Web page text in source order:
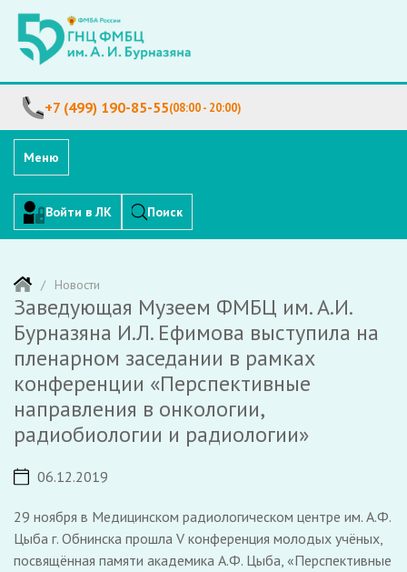
+7 (499) 190-85-55(08:00 - 20:00)
Меню
Войти в ЛК Поиск
Новости
Заведующая Музеем ФМБЦ им. А.И.
Бурназяна И.Л. Ефимова выступила на
пленарном заседании в рамках
конференции «Перспективные
направления в онкологии,
радиобиологии и радиологии»
06.12.2019
29 ноября в Медицинском радиологическом центре им. А.Ф.
Цыба г. Обнинска прошла V конференция молодых учёных,
посвящённая памяти академика А.Ф. Цыба, «Перспективные